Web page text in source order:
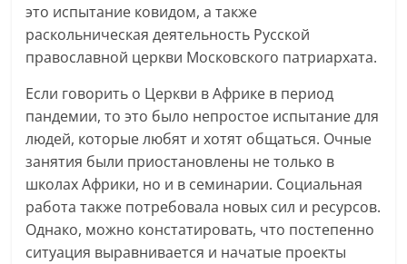
это испытание ковидом, а также
раскольническая деятельность Русской
православной церкви Московского патриархата.
Если говорить о Церкви в Африке в период
пандемии, то это было непростое испытание для
людей, которые любят и хотят общаться. Очные
занятия были приостановлены не только в
школах Африки, но и в семинарии. Социальная
работа также потребовала новых сил и ресурсов.
Однако, можно констатировать, что постепенно
ситуация выравнивается и начатые проекты